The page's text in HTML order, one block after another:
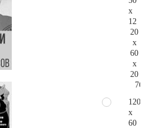
x
12
20
x
60
x
20
120
x
60